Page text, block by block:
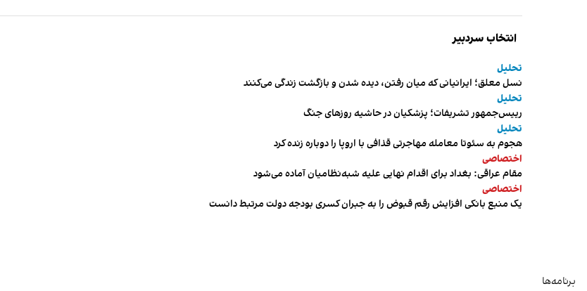
انتخاب سردبیر
تحلیل
نسل معلق؛ ایرانیانی که میان رفتن، دیده شدن و بازگشت زندگی می‌کنند
تحلیل
رییس‌جمهور تشریفات؛ پزشکیان در حاشیه روزهای جنگ
تحلیل
هجوم به سئوتا معامله مهاجرتی قذافی با اروپا را دوباره زنده کرد
اختصاصی
مقام عراقی: بغداد برای اقدام نهایی علیه شبه‌نظامیان آماده می‌شود
اختصاصی
یک منبع بانکی افزایش رقم قبوض را به جبران کسری بودجه دولت مرتبط دانست
برنامه‌ها